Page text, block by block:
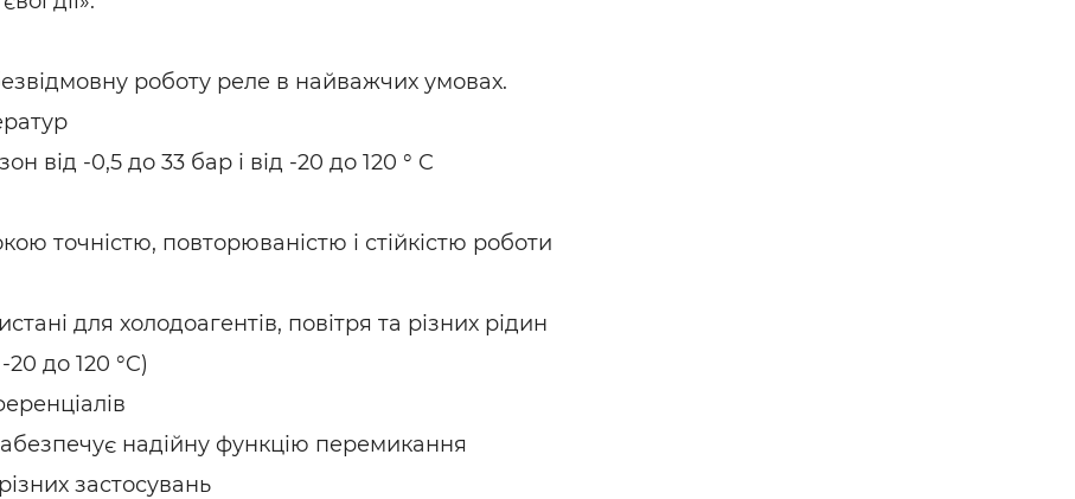
роботу реле в найважчих умовах.
від -0,5 до 33 бар і від -20 до 120 ° C
точністю, повторюваністю і стійкістю роботи
для холодоагентів, повітря та різних рідин
до 120 °C)
надійну функцію перемикання
застосувань